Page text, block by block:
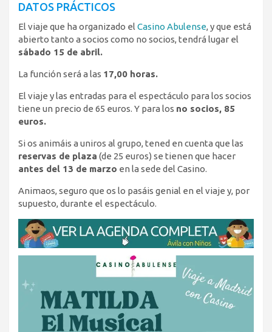
DATOS PRÁCTICOS
El viaje que ha organizado el Casino Abulense, y que está
abierto tanto a socios como no socios, tendrá lugar el
sábado 15 de abril.
La función será a las 17,00 horas.
El viaje y las entradas para el espectáculo para los socios
tiene un precio de 65 euros. Y para los no socios, 85
euros.
Si os animáis a uniros al grupo, tened en cuenta que las
reservas de plaza (de 25 euros) se tienen que hacer
antes del 13 de marzo en la sede del Casino.
Animaos, seguro que os lo pasáis genial en el viaje y, por
supuesto, durante el espectáculo.